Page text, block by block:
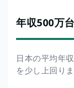
年収500万
日本の平均年
を少し上回りま